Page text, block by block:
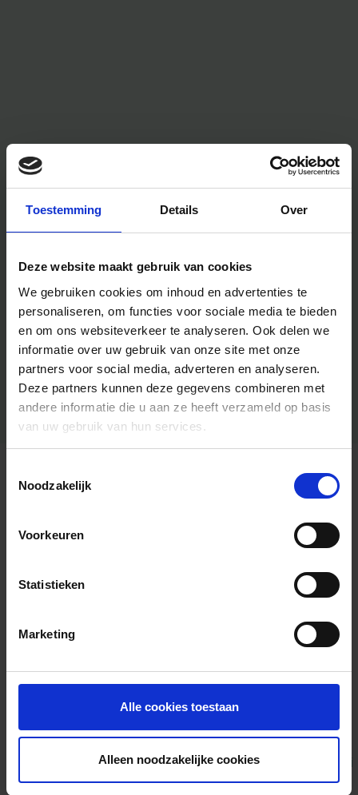
Toestemming Details Over
Deze website maakt gebruik van cookies
We gebruiken cookies om inhoud en advertenties te
personaliseren, om functies voor sociale media te bieden
en om ons websiteverkeer te analyseren. Ook delen we
informatie over uw gebruik van onze site met onze
partners voor social media, adverteren en analyseren.
Deze partners kunnen deze gegevens combineren met
andere informatie die u aan ze heeft verzameld op basis
van uw gebruik van hun services.
Noodzakelijk
Voorkeuren
Statistieken
Marketing
Alle cookies toestaan
Alleen noodzakelijke cookies
Algemene informatie
Foto’s ({{photos.length}})
Eigen foto’s